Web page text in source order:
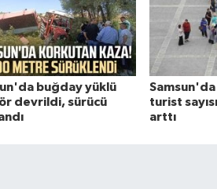
buğday yüklü
devrildi, sürücü
turist
arttı